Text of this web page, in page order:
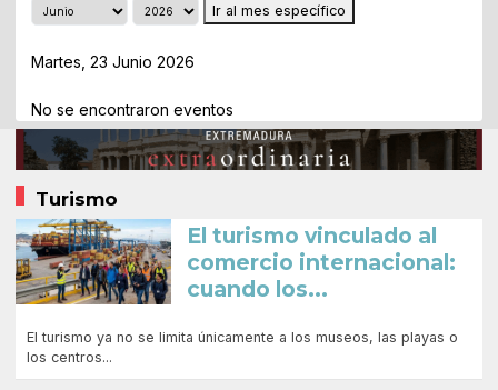
Ir al mes específico
Martes, 23 Junio 2026
No se encontraron eventos
Turismo
El turismo vinculado al
comercio internacional:
cuando los...
El turismo ya no se limita únicamente a los museos, las playas o
los centros...